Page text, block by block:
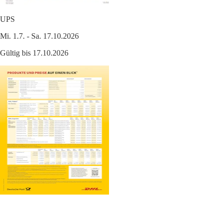
UPS
Mi. 1.7. - Sa. 17.10.2026
Gültig bis 17.10.2026